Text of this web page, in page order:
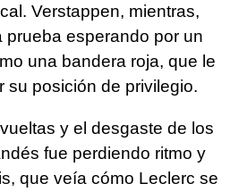
Verstappen, mientras,
prueba esperando por un
una bandera roja, que le
su posición de privilegio.
y el desgaste de los
fue perdiendo ritmo y
que veía cómo Leclerc se